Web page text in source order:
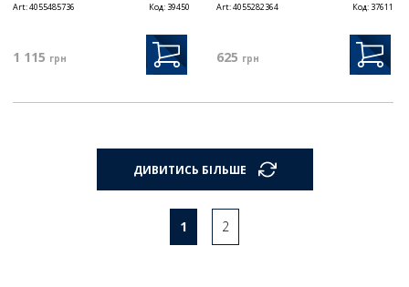
Art:4055485736 Код: 39450
1 115 грн
Art:4055282364 Код: 37611
625 грн
ДИВИТИСЬ БІЛЬШЕ
1 2